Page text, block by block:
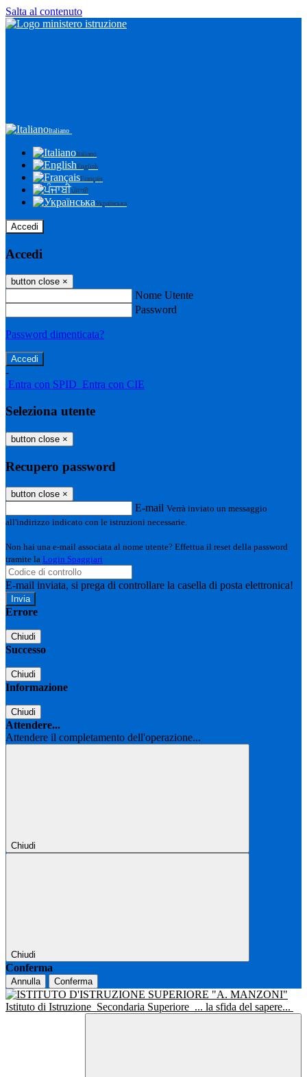
Salta al contenuto
Italiano
Italiano
English
Français
ਪੰਜਾਬੀ
Українська
Accedi
Accedi
button close ×
Nome Utente
Password
Password dimenticata?
-
Entra con SPID Entra con CIE
Seleziona utente
button close ×
Recupero password
button close ×
E-mail Verrà inviato un messaggio
all'indirizzo indicato con le istruzioni necessarie.
Non hai una e-mail associata al nome utente? Effettua il reset della password
tramite la Login Spaggiari
E-mail inviata, si prega di controllare la casella di posta elettronica!
Errore
Chiudi
Successo
Chiudi
Informazione
Chiudi
Attendere...
Attendere il completamento dell'operazione...
Chiudi
Chiudi
Conferma
Annulla Conferma
Istituto di Istruzione Secondaria Superiore ... la sfida del sapere...